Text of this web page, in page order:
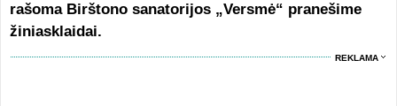
rašoma Birštono sanatorijos „Versmė“ pranešime
žiniasklaidai.
REKLAMA